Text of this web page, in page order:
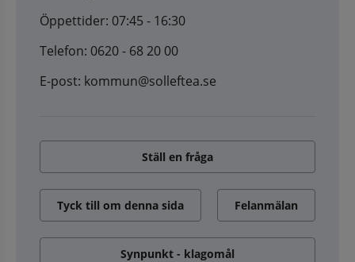
Öppettider: 07:45 - 16:30
Telefon: 0620 - 68 20 00
E-post: kommun@solleftea.se
Ställ en fråga
Tyck till om denna sida Felanmälan
Synpunkt - klagomål